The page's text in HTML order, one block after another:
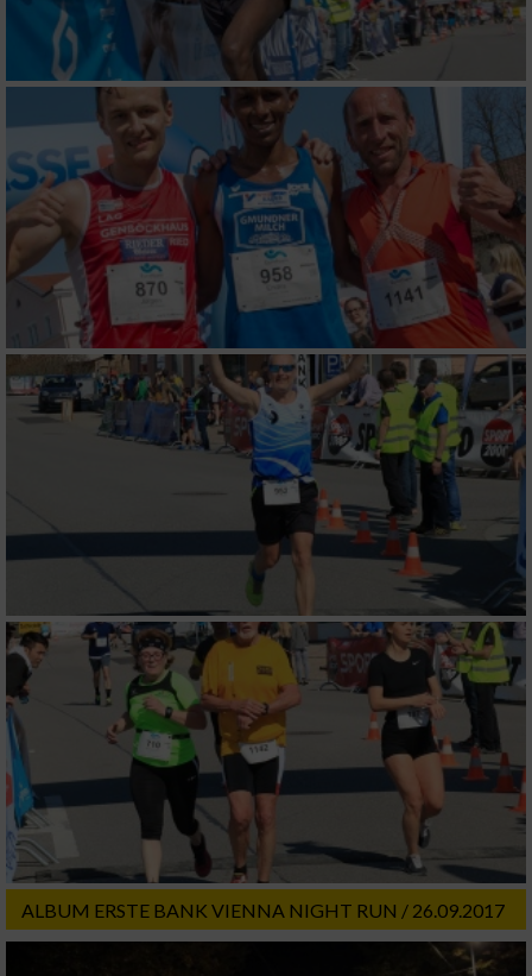
ALBUM ERSTE BANK VIENNA NIGHT RUN / 26.09.2017
Verwendung reduzierter Daten zur Auswahl
von Werbeanzeigen
Erstellung von Profilen für personalisierte
Werbung
Verwendung von Profilen zur Auswahl
personalisierter Werbung
Erstellung von Profilen zur Personalisierung
von Inhalten
Verwendung von Profilen zur Auswahl
personalisierter Inhalte
Messung der Werbeleistung
Messung der Performance von Inhalten
Analyse von Zielgruppen durch Statistiken
oder Kombinationen von Daten aus
Entwicklung und Verbesserung der Angebote
Verwendung reduzierter Daten zur Auswahl
von Inhalten
IAB-Besonderheiten:
Verwendung genauer Standortdaten
Geräte anhand von aktiv angeforderten
Informationen identifizieren
Nicht-IAB-Verarbeitungszwecke: